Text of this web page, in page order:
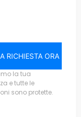
RICHIESTA ORA
la tua
e tutte le
sono protette.